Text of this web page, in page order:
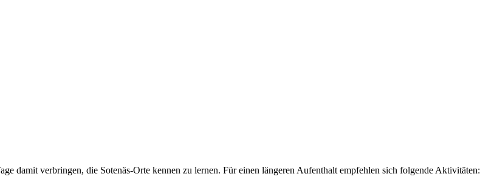
damit verbringen, die Sotenäs-Orte kennen zu lernen. Für einen längeren Aufenthalt empfehlen sich folgende Aktivitäten: